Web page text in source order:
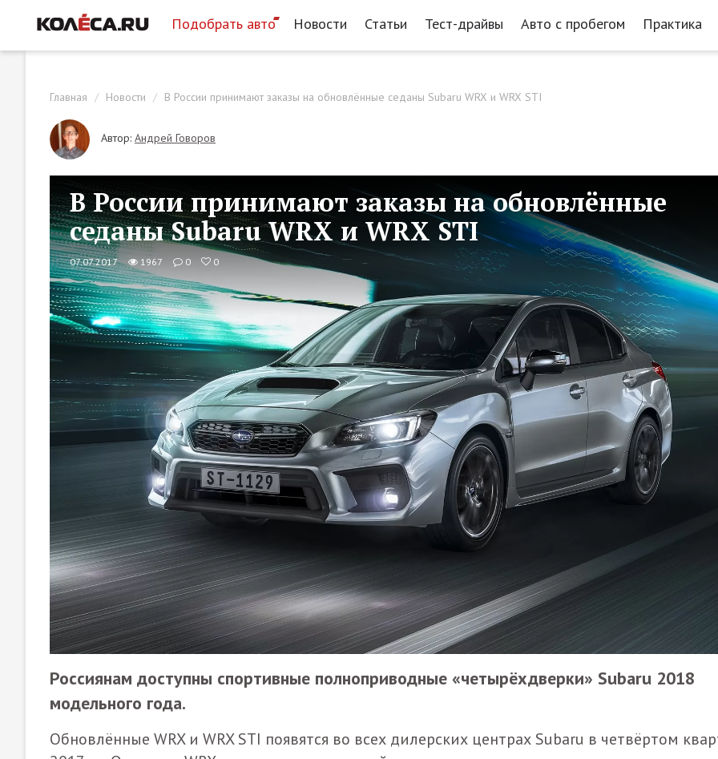
Подобрать авто Новости Статьи Тест-драйвы Авто с пробегом Практика
Главная Новости В России принимают заказы на обновлённые седаны Subaru WRX и WRX STI
Автор: Андрей Говоров
В России принимают заказы на обновлённые
седаны Subaru WRX и WRX STI
07.07.2017 1967 0 0
Россиянам доступны спортивные полноприводные «четырёхдверки» Subaru 2018
модельного года.
Обновлённые WRX и WRX STI появятся во всех дилерских центрах Subaru в четвёртом